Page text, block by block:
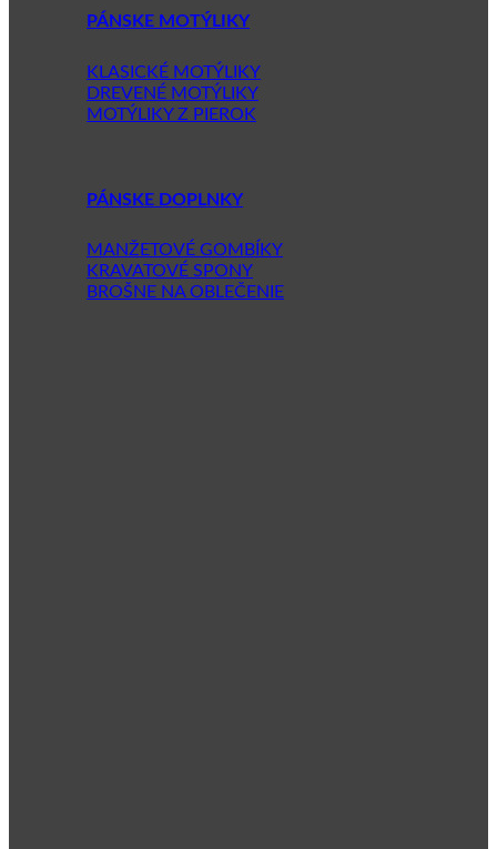
PÁNSKE MOTÝLIKY
KLASICKÉ MOTÝLIKY
DREVENÉ MOTÝLIKY
MOTÝLIKY Z PIEROK
PÁNSKE DOPLNKY
MANŽETOVÉ GOMBÍKY
KRAVATOVÉ SPONY
BROŠNE NA OBLEČENIE